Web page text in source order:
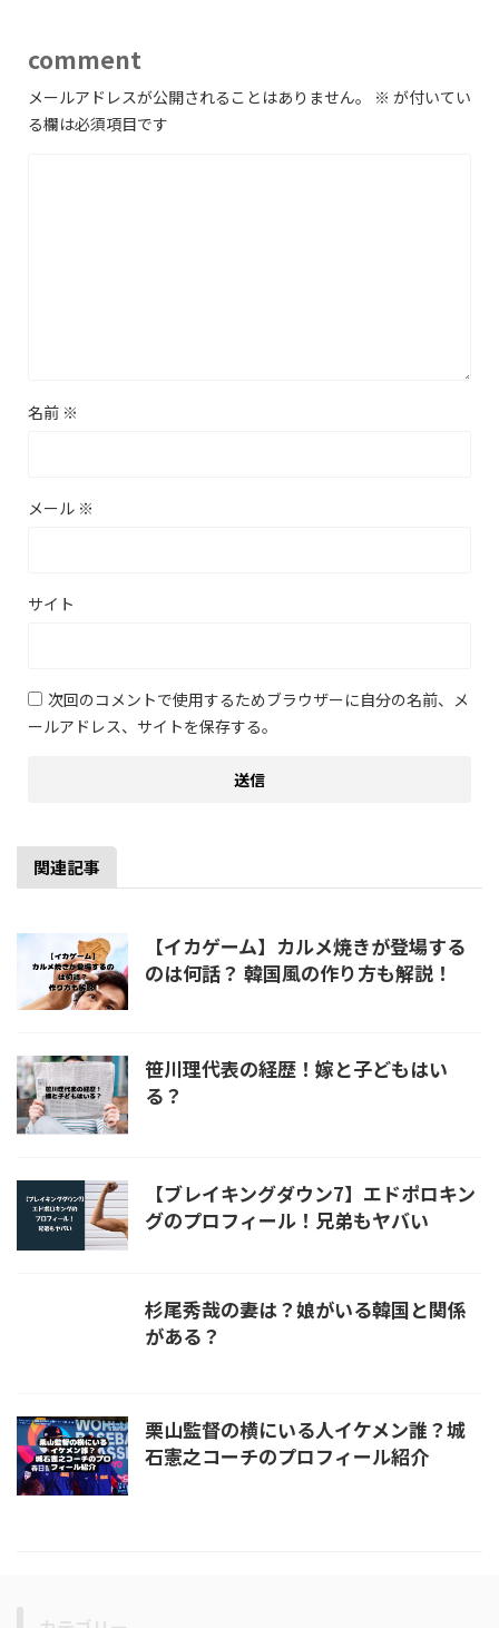
comment
メールアドレスが公開されることはありません。 ※ が付いてい
る欄は必須項目です
名前 ※
メール ※
サイト
次回のコメントで使用するためブラウザーに自分の名前、メ
ールアドレス、サイトを保存する。
関連記事
【イカゲーム】カルメ焼きが登場する
のは何話？ 韓国風の作り方も解説！
笹川理代表の経歴！嫁と子どもはい
る？
【ブレイキングダウン7】エドポロキン
グのプロフィール！兄弟もヤバい
杉尾秀哉の妻は？娘がいる韓国と関係
がある？
栗山監督の横にいる人イケメン誰？城
石憲之コーチのプロフィール紹介